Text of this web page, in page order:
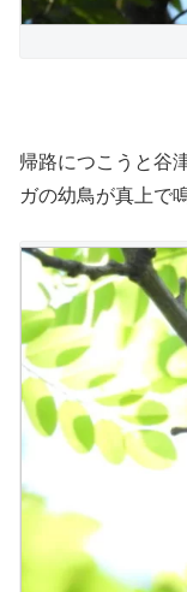
帰路につこうと谷
ガの幼鳥が真上で